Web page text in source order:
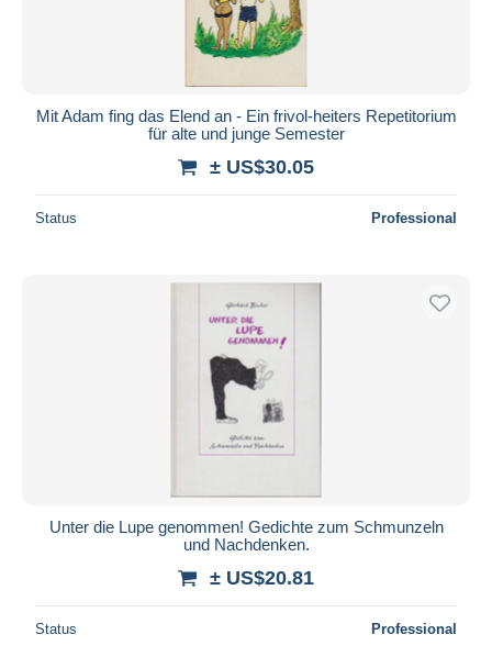
Mit Adam fing das Elend an - Ein frivol-heiters Repetitorium
für alte und junge Semester
± US$30.05
Status Professional
Unter die Lupe genommen! Gedichte zum Schmunzeln
und Nachdenken.
± US$20.81
Status Professional